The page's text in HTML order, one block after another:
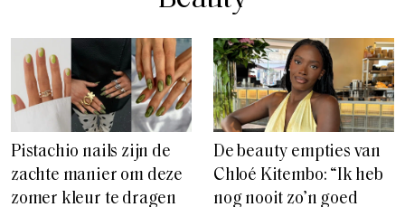
Pistachio nails zijn de
zachte manier om deze
zomer kleur te dragen
De beauty empties van
Chloé Kitembo: “Ik heb
nog nooit zo’n goed